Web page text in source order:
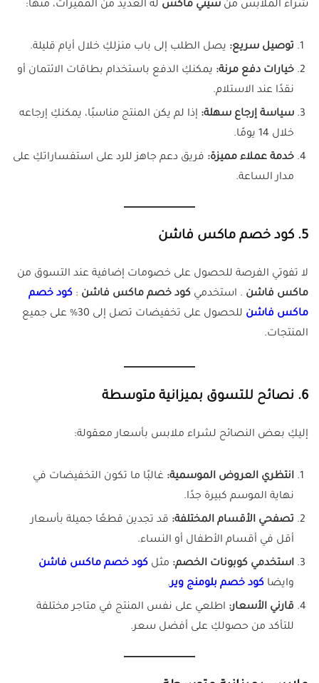
شراء الملابس من سيتي ماكس له العديد من المميزات، منها:
توصيل سريع: يصل الطلب إلى باب منزلكِ خلال أيام قليلة.
خيارات دفع مرنة: يمكنكِ الدفع باستخدام بطاقات الائتمان أو
نقدًا عند الاستلام.
سياسة إرجاع سهلة: إذا لم يكن المنتج مناسبًا، يمكنكِ إرجاعه
خلال 14 يومًا.
خدمة عملاء مميزة: فريق دعم جاهز للرد على استفساراتكِ على
مدار الساعة.
5. كود خصم ماكس فاشن
لا تفوتي الفرصة للحصول على خصومات إضافية عند التسوق من
ماكس فاشن . استخدمي كود خصم ماكس فاشن : كود خصم
ماكس فاشن
للحصول على تخفيضات تصل إلى 30% على جميع
المنتجات.
6. نصائح للتسوق بميزانية متوسطة
إليكِ بعض النصائح لشراء ملابس بأسعار معقولة:
انتظري العروض الموسمية: غالبًا ما تكون التخفيضات في
نهاية الموسم كبيرة جدًا.
تصفحي الأقسام المختلفة: قد تجدين قطعًا جميلة بأسعار
أقل في أقسام الأطفال أو النساء.
استخدمي كوبونات الخصم: مثل كود خصم ماكس فاشن
وايضا كود خصم بلومنج وير.
قارني الأسعار: اطلعي على نفس المنتج في متاجر مختلفة
للتأكد من حصولكِ على أفضل سعر.